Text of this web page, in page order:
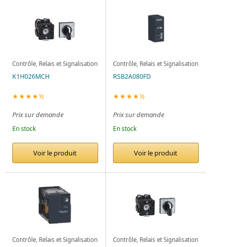
Contrôle, Relais et Signalisation
K1H026MCH
★★★★½
Prix sur demande
En stock
Voir le produit
Contrôle, Relais et Signalisation
RSB2A080FD
★★★★½
Prix sur demande
En stock
Voir le produit
Contrôle, Relais et Signalisation Contrôle, Relais et Signalisation